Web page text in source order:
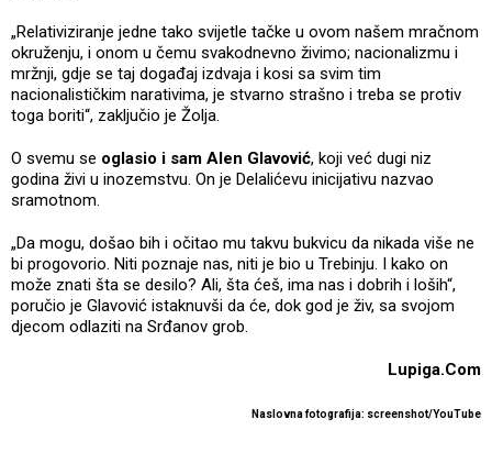
„Relativiziranje jedne tako svijetle tačke u ovom našem mračnom
okruženju, i onom u čemu svakodnevno živimo; nacionalizmu i
mržnji, gdje se taj događaj izdvaja i kosi sa svim tim
nacionalističkim narativima, je stvarno strašno i treba se protiv
toga boriti“, zaključio je Žolja.
O svemu se oglasio i sam Alen Glavović, koji već dugi niz
godina živi u inozemstvu. On je Delalićevu inicijativu nazvao
sramotnom.
„Da mogu, došao bih i očitao mu takvu bukvicu da nikada više ne
bi progovorio. Niti poznaje nas, niti je bio u Trebinju. I kako on
može znati šta se desilo? Ali, šta ćeš, ima nas i dobrih i loših“,
poručio je Glavović istaknuvši da će, dok god je živ, sa svojom
djecom odlaziti na Srđanov grob.
Lupiga.Com
Naslovna fotografija: screenshot/YouTube